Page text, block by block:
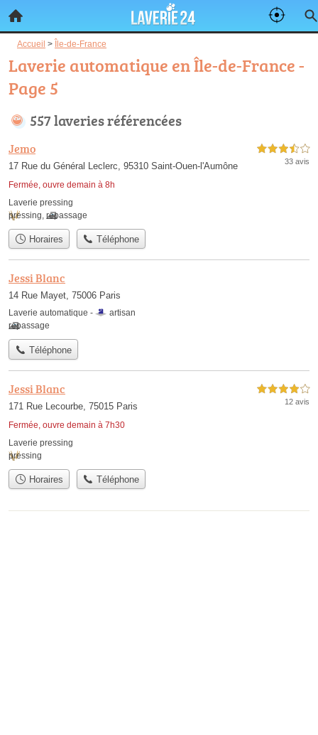
Accueil > Île-de-France
Laverie automatique en Île-de-France -
Page 5
557 laveries référencées
Jemo
17 Rue du Général Leclerc, 95310 Saint-Ouen-l'Aumône
Fermée, ouvre demain à 8h
3,5 étoiles sur 5
33 avis
Laverie pressing
pressing, repassage
Horaires Téléphone
Jessi Blanc
14 Rue Mayet, 75006 Paris
Laverie automatique -
artisan
repassage
Téléphone
Jessi Blanc
171 Rue Lecourbe, 75015 Paris
Fermée, ouvre demain à 7h30
4,0 étoiles sur 5
12 avis
Laverie pressing
pressing
Horaires Téléphone